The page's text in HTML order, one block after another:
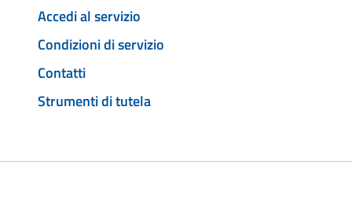
Accedi al servizio
Condizioni di servizio
Contatti
Strumenti di tutela